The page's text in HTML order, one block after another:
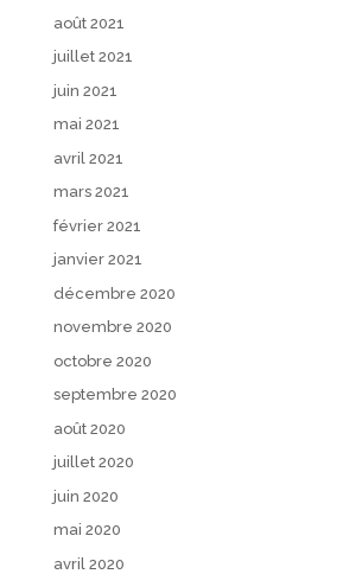
août 2021
juillet 2021
juin 2021
mai 2021
avril 2021
mars 2021
février 2021
janvier 2021
décembre 2020
novembre 2020
octobre 2020
septembre 2020
août 2020
juillet 2020
juin 2020
mai 2020
avril 2020